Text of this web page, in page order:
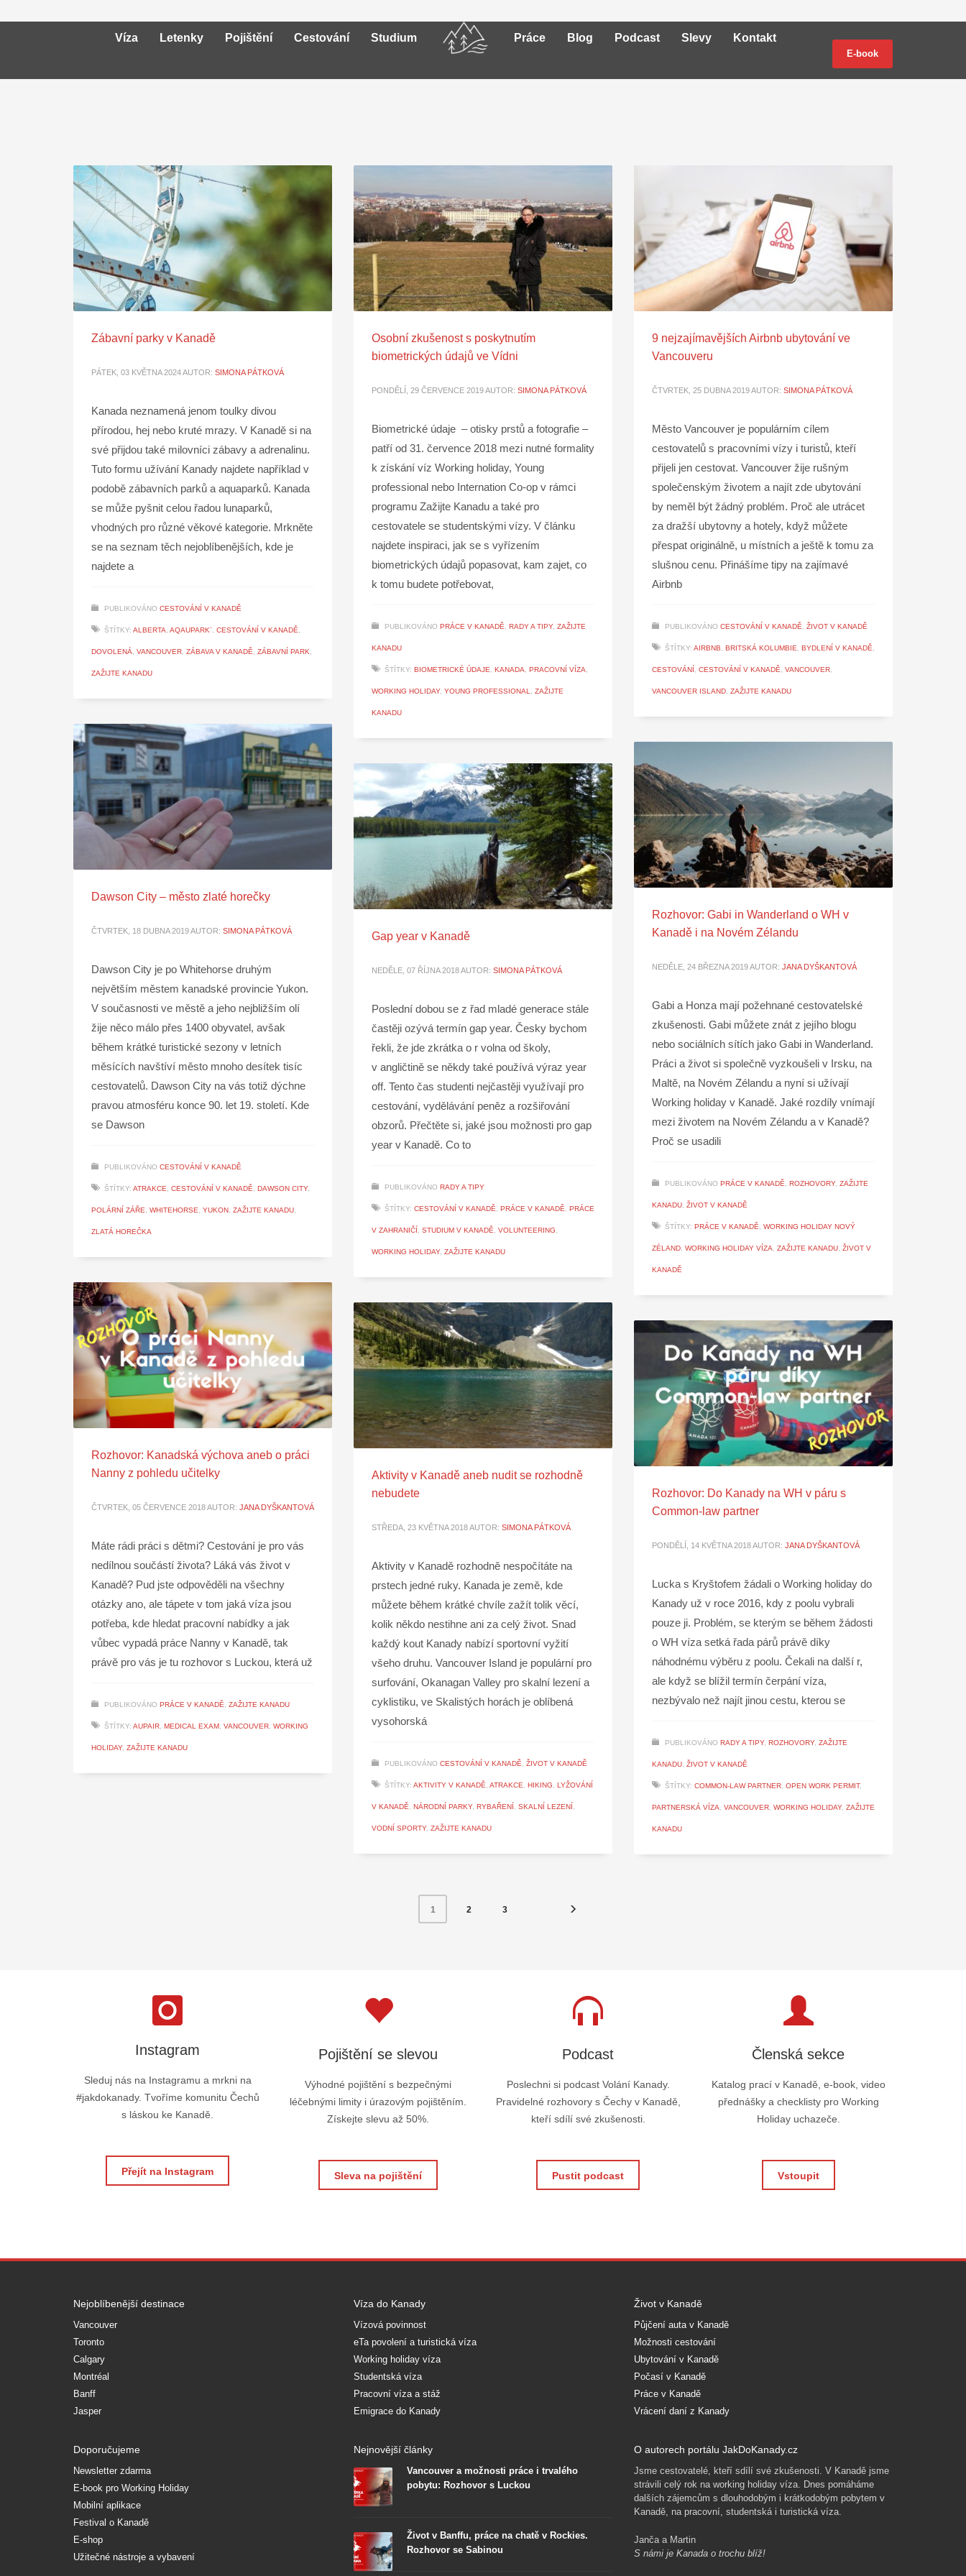
Víza Letenky Pojištění Cestování Studium Práce Blog Podcast Slevy Kontakt
E-book
Zábavní parky v Kanadě
PÁTEK, 03 KVĚTNA 2024AUTOR: SIMONA PÁTKOVÁ
Kanada neznamená jenom toulky divou
přírodou, hej nebo kruté mrazy. V Kanadě si na
své přijdou také milovníci zábavy a adrenalinu.
Tuto formu užívání Kanady najdete například v
podobě zábavních parků a aquaparků. Kanada
se může pyšnit celou řadou lunaparků,
vhodných pro různé věkové kategorie. Mrkněte
se na seznam těch nejoblíbenějších, kde je
najdete a
PUBLIKOVÁNO CESTOVÁNÍ V KANADĚ
ŠTÍTKY: ALBERTA, AQAUPARK¨, CESTOVÁNÍ V KANADĚ,
DOVOLENÁ, VANCOUVER, ZÁBAVA V KANADĚ, ZÁBAVNÍ PARK,
ZAŽIJTE KANADU
Osobní zkušenost s poskytnutím
biometrických údajů ve Vídni
PONDĚLÍ, 29 ČERVENCE 2019AUTOR: SIMONA PÁTKOVÁ
Biometrické údaje – otisky prstů a fotografie –
patří od 31. července 2018 mezi nutné formality
k získání víz Working holiday, Young
professional nebo Internation Co-op v rámci
programu Zažijte Kanadu a také pro
cestovatele se studentskými vízy. V článku
najdete inspiraci, jak se s vyřízením
biometrických údajů popasovat, kam zajet, co
k tomu budete potřebovat,
PUBLIKOVÁNO PRÁCE V KANADĚ, RADY A TIPY, ZAŽIJTE
KANADU
ŠTÍTKY: BIOMETRICKÉ ÚDAJE, KANADA, PRACOVNÍ VÍZA,
WORKING HOLIDAY, YOUNG PROFESSIONAL, ZAŽIJTE
KANADU
9 nejzajímavějších Airbnb ubytování ve
Vancouveru
ČTVRTEK, 25 DUBNA 2019AUTOR: SIMONA PÁTKOVÁ
Město Vancouver je populárním cílem
cestovatelů s pracovními vízy i turistů, kteří
přijeli jen cestovat. Vancouver žije rušným
společenským životem a najít zde ubytování
by neměl být žádný problém. Proč ale utrácet
za dražší ubytovny a hotely, když můžete
přespat originálně, u místních a ještě k tomu za
slušnou cenu. Přinášíme tipy na zajímavé
Airbnb
PUBLIKOVÁNO CESTOVÁNÍ V KANADĚ, ŽIVOT V KANADĚ
ŠTÍTKY: AIRBNB, BRITSKÁ KOLUMBIE, BYDLENÍ V KANADĚ,
CESTOVÁNÍ , CESTOVÁNÍ V KANADĚ, VANCOUVER,
VANCOUVER ISLAND, ZAŽIJTE KANADU
Dawson City – město zlaté horečky
ČTVRTEK, 18 DUBNA 2019AUTOR: SIMONA PÁTKOVÁ
Dawson City je po Whitehorse druhým
největším městem kanadské provincie Yukon.
V současnosti ve městě a jeho nejbližším olí
žije něco málo přes 1400 obyvatel, avšak
během krátké turistické sezony v letních
měsících navštíví město mnoho desítek tisíc
cestovatelů. Dawson City na vás totiž dýchne
pravou atmosféru konce 90. let 19. století. Kde
se Dawson
PUBLIKOVÁNO CESTOVÁNÍ V KANADĚ
ŠTÍTKY: ATRAKCE, CESTOVÁNÍ V KANADĚ, DAWSON CITY,
POLÁRNÍ ZÁŘE, WHITEHORSE, YUKON, ZAŽIJTE KANADU,
ZLATÁ HOREČKA
Rozhovor: Gabi in Wanderland o WH v
Kanadě i na Novém Zélandu
NEDĚLE, 24 BŘEZNA 2019AUTOR: JANA DYŠKANTOVÁ
Gabi a Honza mají požehnané cestovatelské
zkušenosti. Gabi můžete znát z jejího blogu
nebo sociálních sítích jako Gabi in Wanderland.
Práci a život si společně vyzkoušeli v Irsku, na
Maltě, na Novém Zélandu a nyní si užívají
Working holiday v Kanadě. Jaké rozdíly vnímají
mezi životem na Novém Zélandu a v Kanadě?
Proč se usadili
PUBLIKOVÁNO PRÁCE V KANADĚ, ROZHOVORY, ZAŽIJTE
KANADU, ŽIVOT V KANADĚ
ŠTÍTKY: PRÁCE V KANADĚ, WORKING HOLIDAY NOVÝ
ZÉLAND, WORKING HOLIDAY VÍZA, ZAŽIJTE KANADU, ŽIVOT V
KANADĚ
Gap year v Kanadě
NEDĚLE, 07 ŘÍJNA 2018AUTOR: SIMONA PÁTKOVÁ
Poslední dobou se z řad mladé generace stále
častěji ozývá termín gap year. Česky bychom
řekli, že jde zkrátka o r volna od školy,
v angličtině se někdy také používá výraz year
off. Tento čas studenti nejčastěji využívají pro
cestování, vydělávání peněz a rozšiřování
obzorů. Přečtěte si, jaké jsou možnosti pro gap
year v Kanadě. Co to
PUBLIKOVÁNO RADY A TIPY
ŠTÍTKY: CESTOVÁNÍ V KANADĚ, PRÁCE V KANADĚ, PRÁCE
V ZAHRANIČÍ , STUDIUM V KANADĚ, VOLUNTEERING,
WORKING HOLIDAY, ZAŽIJTE KANADU
Rozhovor: Kanadská výchova aneb o práci
Nanny z pohledu učitelky
ČTVRTEK, 05 ČERVENCE 2018AUTOR: JANA DYŠKANTOVÁ
Máte rádi práci s dětmi? Cestování je pro vás
nedílnou součástí života? Láká vás život v
Kanadě? Pud jste odpověděli na všechny
otázky ano, ale tápete v tom jaká víza jsou
potřeba, kde hledat pracovní nabídky a jak
vůbec vypadá práce Nanny v Kanadě, tak
právě pro vás je tu rozhovor s Luckou, která už
PUBLIKOVÁNO PRÁCE V KANADĚ, ZAŽIJTE KANADU
ŠTÍTKY: AUPAIR, MEDICAL EXAM, VANCOUVER, WORKING
HOLIDAY, ZAŽIJTE KANADU
Aktivity v Kanadě aneb nudit se rozhodně
nebudete
STŘEDA, 23 KVĚTNA 2018AUTOR: SIMONA PÁTKOVÁ
Aktivity v Kanadě rozhodně nespočítáte na
prstech jedné ruky. Kanada je země, kde
můžete během krátké chvíle zažít tolik věcí,
kolik někdo nestihne ani za celý život. Snad
každý kout Kanady nabízí sportovní vyžití
všeho druhu. Vancouver Island je populární pro
surfování, Okanagan Valley pro skalní lezení a
cyklistiku, ve Skalistých horách je oblíbená
vysohorská
PUBLIKOVÁNO CESTOVÁNÍ V KANADĚ, ŽIVOT V KANADĚ
ŠTÍTKY: AKTIVITY V KANADĚ, ATRAKCE, HIKING, LYŽOVÁNÍ
V KANADĚ, NÁRODNÍ PARKY, RYBAŘENÍ , SKALNÍ LEZENÍ ,
VODNÍ SPORTY, ZAŽIJTE KANADU
Rozhovor: Do Kanady na WH v páru s
Common-law partner
PONDĚLÍ, 14 KVĚTNA 2018AUTOR: JANA DYŠKANTOVÁ
Lucka s Kryštofem žádali o Working holiday do
Kanady už v roce 2016, kdy z poolu vybrali
pouze ji. Problém, se kterým se během žádosti
o WH víza setká řada párů právě díky
náhodnému výběru z poolu. Čekali na další r,
ale když se blížil termín čerpání víza,
nezbývalo než najít jinou cestu, kterou se
PUBLIKOVÁNO RADY A TIPY, ROZHOVORY, ZAŽIJTE
KANADU, ŽIVOT V KANADĚ
ŠTÍTKY: COMMON-LAW PARTNER, OPEN WORK PERMIT,
PARTNERSKÁ VÍZA, VANCOUVER, WORKING HOLIDAY, ZAŽIJTE
KANADU
1 2 3
Instagram
Sleduj nás na Instagramu a mrkni na
#jakdokanady. Tvoříme komunitu Čechů
s láskou ke Kanadě.
Přejít na Instagram
Pojištění se slevou
Výhodné pojištění s bezpečnými
léčebnými limity i úrazovým pojištěním.
Získejte slevu až 50%.
Sleva na pojištění
Podcast
Poslechni si podcast Volání Kanady.
Pravidelné rozhovory s Čechy v Kanadě,
kteří sdílí své zkušenosti.
Pustit podcast
Členská sekce
Katalog prací v Kanadě, e-book, video
přednášky a checklisty pro Working
Holiday uchazeče.
Vstoupit
Nejoblíbenější destinace
Vancouver
Toronto
Calgary
Montréal
Banff
Jasper
Víza do Kanady
Vízová povinnost
eTa povolení a turistická víza
Working holiday víza
Studentská víza
Pracovní víza a stáž
Emigrace do Kanady
Život v Kanadě
Půjčení auta v Kanadě
Možnosti cestování
Ubytování v Kanadě
Počasí v Kanadě
Práce v Kanadě
Vrácení daní z Kanady
Doporučujeme
Newsletter zdarma
E-book pro Working Holiday
Mobilní aplikace
Festival o Kanadě
E-shop
Užitečné nástroje a vybavení
Nejnovější články
Vancouver a možnosti práce i trvalého
pobytu: Rozhovor s Luckou
Život v Banffu, práce na chatě v Rockies.
Rozhovor se Sabinou
O autorech portálu JakDoKanady.cz
Jsme cestovatelé, kteří sdílí své zkušenosti. V Kanadě jsme
strávili celý rok na working holiday víza. Dnes pomáháme
dalších zájemcům s dlouhodobým i krátkodobým pobytem v
Kanadě, na pracovní, studentská i turistická víza.
Janča a Martin
S námi je Kanada o trochu blíž!